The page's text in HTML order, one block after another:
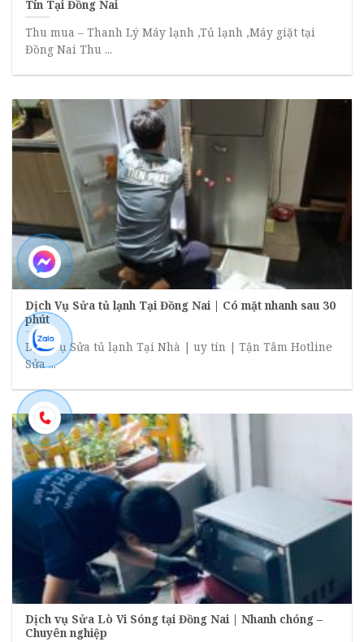
Tín Tại Đồng Nai
Thu mua – Thanh Lý Máy lạnh ,Tủ lạnh ,Máy giặt tại
Đồng Nai Thu ...
Dịch Vụ Sửa tủ lạnh Tại Đồng Nai | Có mặt nhanh sau 30
phút
Dịch vụ Sửa tủ lạnh Tại Nhà | uy tín | Tận Tâm Hotline
Sửa ...
Dịch vụ Sửa Lò Vi Sóng tại Đồng Nai | Nhanh chóng –
Chuyên nghiệp